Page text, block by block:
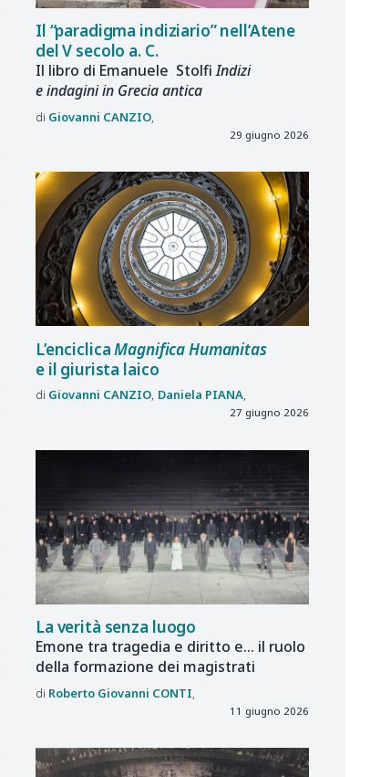
Il “paradigma indiziario” nell’Atene
del V secolo a. C.
Il libro di Emanuele StolfiIndizi
e indagini in Grecia antica
Giovanni CANZIO
29 giugno 2026
L’enciclicaMagnifica Humanitas
e il giurista laico
Giovanni CANZIO Daniela PIANA
27 giugno 2026
La verità senza luogo
Emone tra tragedia e diritto e... il ruolo
della formazione dei magistrati
Roberto Giovanni CONTI
11 giugno 2026